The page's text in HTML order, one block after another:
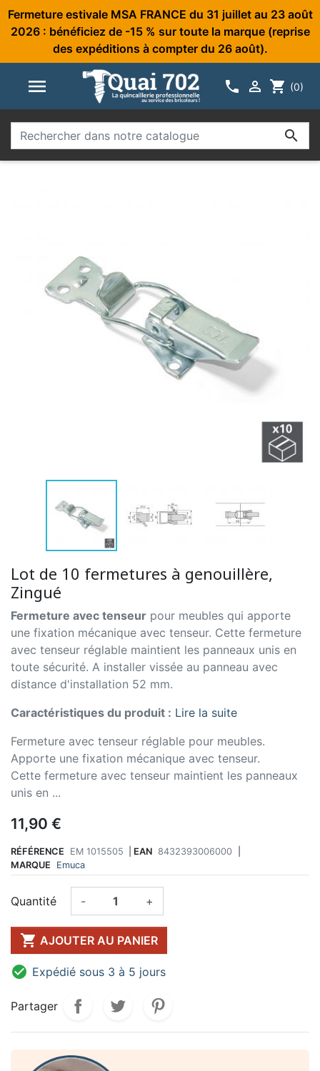
Fermeture estivale MSA FRANCE du 31 juillet au 23 août
2026 : bénéficiez de -15 % sur toute la marque (reprise
des expéditions à compter du 26 août).
   shopping_cart (0)

Lot de 10 fermetures à genouillère,
Zingué
Fermeture avec tenseur pour meubles qui apporte
une fixation mécanique avec tenseur. Cette fermeture
avec tenseur réglable maintient les panneaux unis en
toute sécurité. A installer vissée au panneau avec
distance d'installation 52 mm.
Caractéristiques du produit : Lire la suite
Fermeture avec tenseur réglable pour meubles.
Apporte une fixation mécanique avec tenseur.
Cette fermeture avec tenseur maintient les panneaux
unis en ...
11,90 €
RÉFÉRENCE EM 1015505 EAN 8432393006000
MARQUE
Emuca
Quantité - +
 AJOUTER AU PANIER
 Expédié sous 3 à 5 jours
Partager